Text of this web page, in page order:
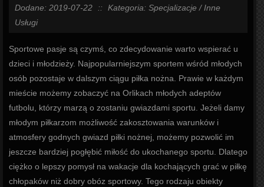
Dodane: 2019-07-22 ::
Kategoria: Specjalizacje / Inne
Usługi
Sportowe pasje są czymś, co zdecydowanie warto wspierać u
dzieci i młodzieży. Najpopularniejszym sportem wśród młodych
osób pozostaje w dalszym ciągu piłka nożna. Prawie w każdym
mieście możemy zobaczyć na Orlikach młodych adeptów
futbolu, którzy marzą o zostaniu gwiazdami sportu. Jeżeli damy
młodym piłkarzom możliwość zakosztowania warunków i
atmosfery godnych gwiazd piłki nożnej, możemy pozwolić im
jeszcze bardziej pogłębić miłość do ukochanego sportu. Dlatego
ciężko o lepszy pomysł na wakacje dla kochających grać w piłkę
chłopaków niż dobry obóz sportowy. Tego rodzaju obiekty